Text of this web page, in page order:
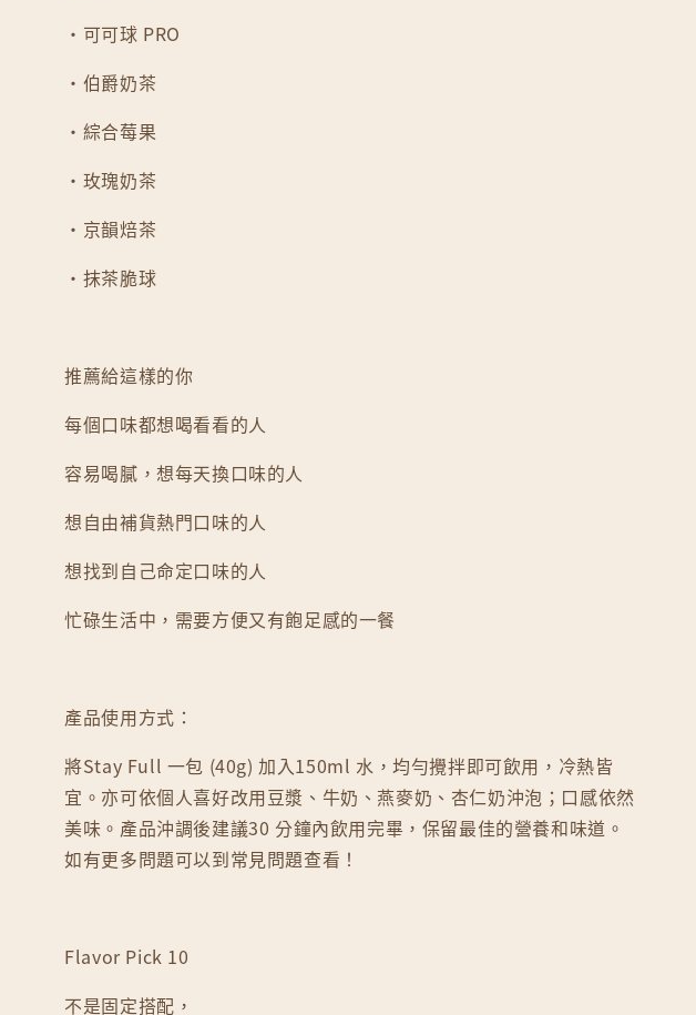
・可可球 PRO
・伯爵奶茶
・綜合莓果
・玫瑰奶茶
・京韻焙茶
・抹茶脆球
推薦給這樣的你
每個口味都想喝看看的人
容易喝膩，想每天換口味的人
想自由補貨熱門口味的人
想找到自己命定口味的人
忙碌生活中，需要方便又有飽足感的一餐
產品使用方式：
將Stay Full 一包 (40g) 加入150ml 水，均勻攪拌即可飲用，冷熱皆
宜。亦可依個人喜好改用豆漿、牛奶、燕麥奶、杏仁奶沖泡；口感依然
美味。產品沖調後建議30 分鐘內飲用完畢，保留最佳的營養和味道。
如有更多問題可以到常見問題查看！
Flavor Pick 10
不是固定搭配，